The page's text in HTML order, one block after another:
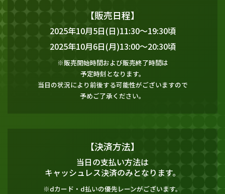
【販売日程】
2025年10月5日(日)11:30～19:30頃
2025年10月6日(月)13:00～20:30頃
※販売開始時間および販売終了時間は
予定時刻となります。
当日の状況により前後する可能性がございますので
予めご了承ください。
【決済方法】
当日の支払い方法は
キャッシュレス決済のみとなります。
※dカード・d払いの優先レーンがございます。